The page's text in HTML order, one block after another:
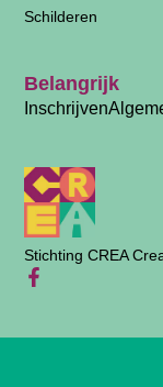
Stichting CREA
Schilderen
Belangrijk
Inschrijven